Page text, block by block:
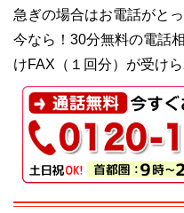
急ぎの場合はお電話がと
今なら！30分無料の電話
けFAX（１回分）が受け